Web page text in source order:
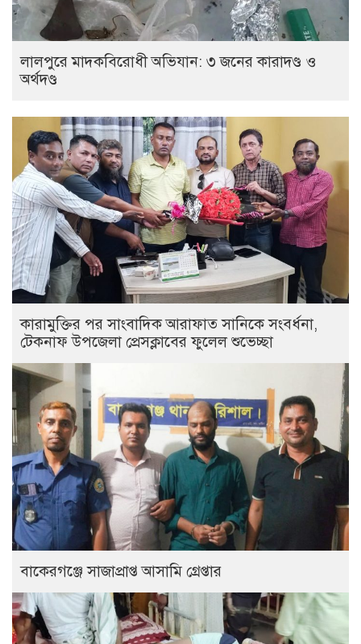
লালপুরে মাদকবিরোধী অভিযান: ৩ জনের কারাদণ্ড ও
অর্থদণ্ড
কারামুক্তির পর সাংবাদিক আরাফাত সানিকে সংবর্ধনা,
টেকনাফ উপজেলা প্রেসক্লাবের ফুলেল শুভেচ্ছা
বাকেরগঞ্জে সাজাপ্রাপ্ত আসামি গ্রেপ্তার